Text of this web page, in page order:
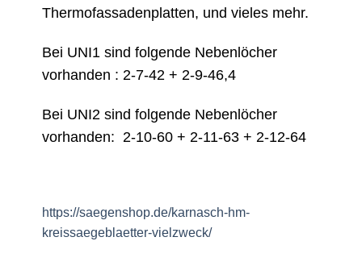
Thermofassadenplatten, und vieles mehr.
Bei UNI1 sind folgende Nebenlöcher
vorhanden : 2-7-42 + 2-9-46,4
Bei UNI2 sind folgende Nebenlöcher
vorhanden: 2-10-60 + 2-11-63 + 2-12-64
https://saegenshop.de/karnasch-hm-
kreissaegeblaetter-vielzweck/